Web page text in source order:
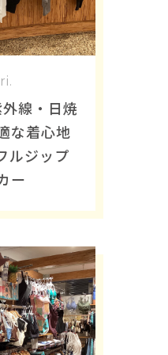
線・日焼
な着心地
ルジップ
ー